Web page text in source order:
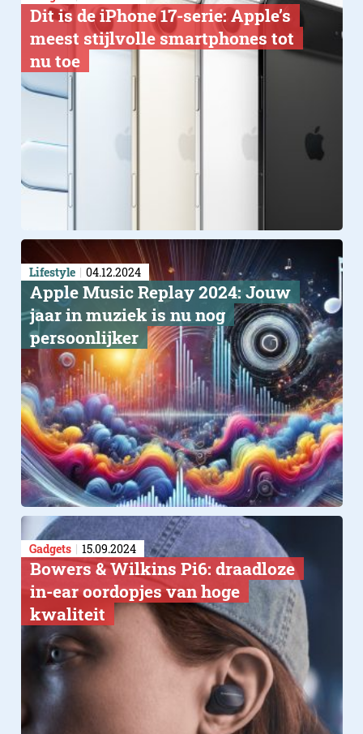
Dit is de iPhone 17-serie: Apple’s
meest stijlvolle smartphones tot
nu toe
Lifestyle 04.12.2024
Apple Music Replay 2024: Jouw
jaar in muziek is nu nog
persoonlijker
Gadgets 15.09.2024
Bowers & Wilkins Pi6: draadloze
in-ear oordopjes van hoge
kwaliteit